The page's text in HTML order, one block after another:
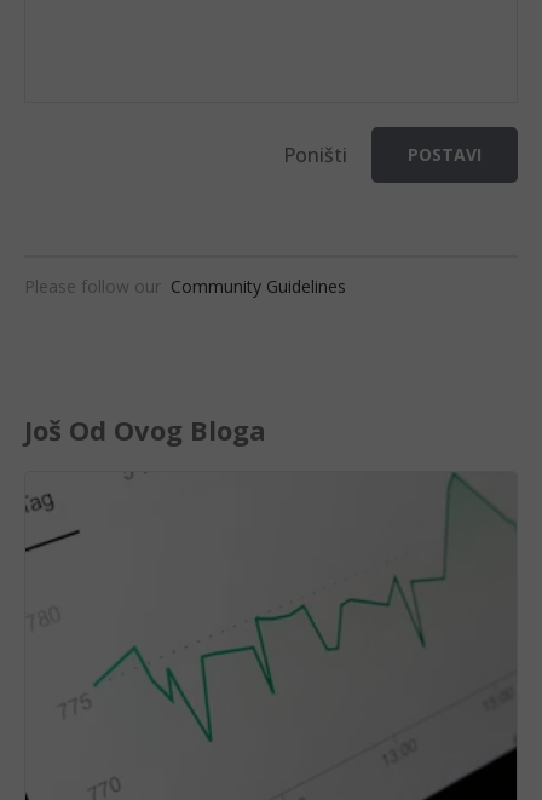
Poništi POSTAVI
Please follow our Community Guidelines
Još Od Ovog Bloga